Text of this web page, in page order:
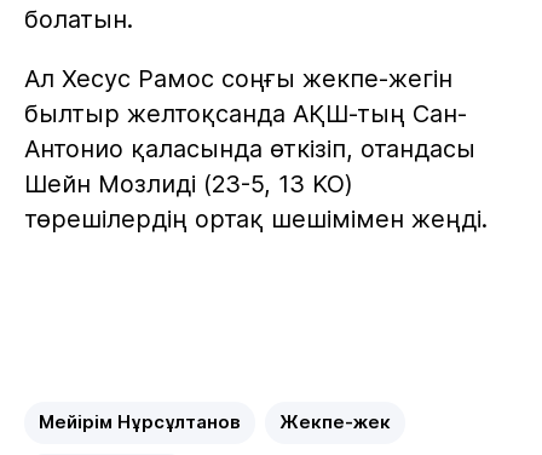
болатын.
Ал Хесус Рамос соңғы жекпе-жегін
былтыр желтоқсанда АҚШ-тың Сан-
Антонио қаласында өткізіп, отандасы
Шейн Мозлиді (23-5, 13 KO)
төрешілердің ортақ шешімімен жеңді.
Мейірім Нұрсұлтанов Жекпе-жек